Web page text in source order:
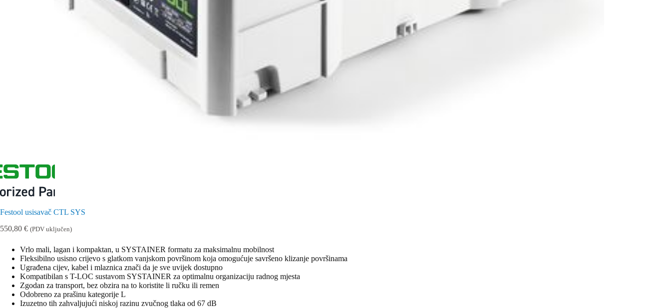
Festool usisavač CTL SYS
550,80 € (PDV uključen)
Vrlo mali, lagan i kompaktan, u SYSTAINER formatu za maksimalnu mobilnost
Fleksibilno usisno crijevo s glatkom vanjskom površinom koja omogućuje savršeno klizanje površinama
Ugrađena cijev, kabel i mlaznica znači da je sve uvijek dostupno
Kompatibilan s T-LOC sustavom SYSTAINER za optimalnu organizaciju radnog mjesta
Zgodan za transport, bez obzira na to koristite li ručku ili remen
Odobreno za prašinu kategorije L
Izuzetno tih zahvaljujući niskoj razinu zvučnog tlaka od 67 dB